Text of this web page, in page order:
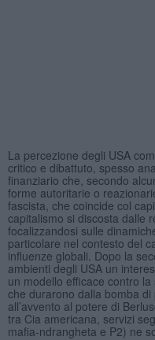
La percezione degli USA
critico e dibattuto, spesso
finanziario che, secondo
forme autoritarie o
fascista, che coincide col
capitalismo si discosta dalle
focalizzandosi sulle
particolare nel contesto del
influenze globali. Dopo la
ambienti degli USA un
un modello efficace contro
che durarono dalla bomba
all’avvento al potere di
tra Cia americana, servizi
mafia-ndrangheta e P2) ne